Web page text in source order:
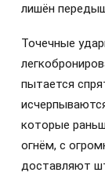
лишён
Точечные
пытается
которые
огнём, с
доставляют